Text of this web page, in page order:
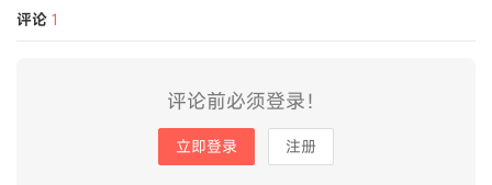
评论 1
评论前必须登录！
立即登录 注册